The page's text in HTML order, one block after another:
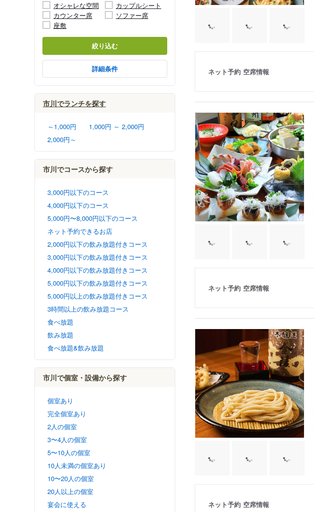
オシャレな空間
カップルシート
カウンター席
ソファー席
座敷
絞り込む
詳細条件
市川でランチを探す
～1,000円
1,000円 ～ 2,000円
2,000円～
市川でコースから探す
3,000円以下のコース
4,000円以下のコース
5,000円〜8,000円以下のコース
ネット予約できるお店
2,000円以下の飲み放題付きコース
3,000円以下の飲み放題付きコース
4,000円以下の飲み放題付きコース
5,000円以下の飲み放題付きコース
5,000円以上の飲み放題付きコース
3時間以上の飲み放題コース
食べ放題
飲み放題
食べ放題&飲み放題
市川で個室・設備から探す
個室あり
完全個室あり
2人の個室
3〜4人の個室
5〜10人の個室
10人未満の個室あり
10〜20人の個室
20人以上の個室
宴会に使える
ネット予約 空席情報
ネット予約 空席情報
ネット予約 空席情報